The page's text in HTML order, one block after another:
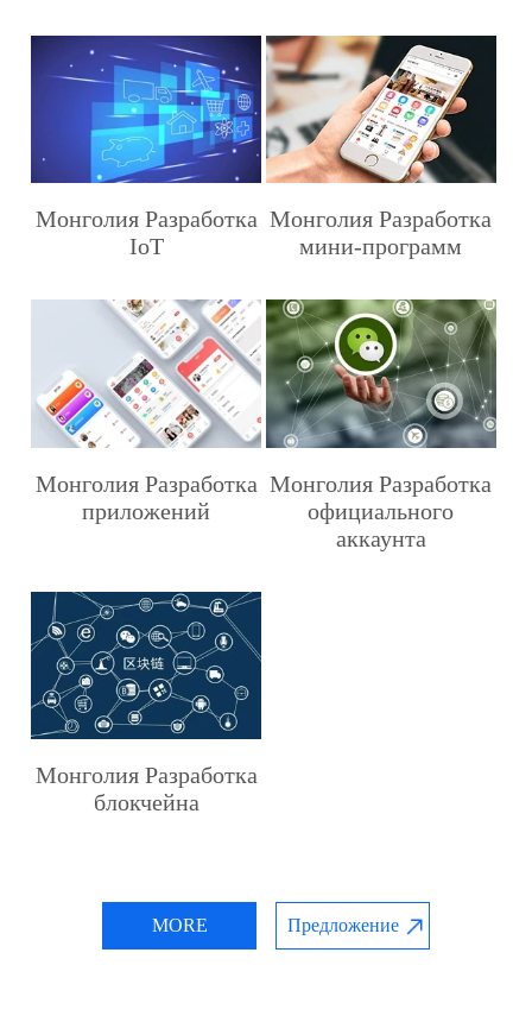
Монголия Разработка
IoT
Монголия Разработка
мини-программ
Монголия Разработка
приложений
Монголия Разработка
официального
аккаунта
Монголия Разработка
блокчейна
MORE Предложение